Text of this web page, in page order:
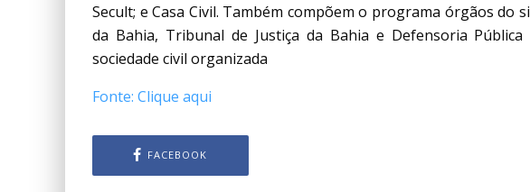
Secult; e Casa Civil. Também compõem o programa órgãos do
da Bahia, Tribunal de Justiça da Bahia e Defensoria
sociedade civil organizada
Fonte: Clique aqui
FACEBOOK